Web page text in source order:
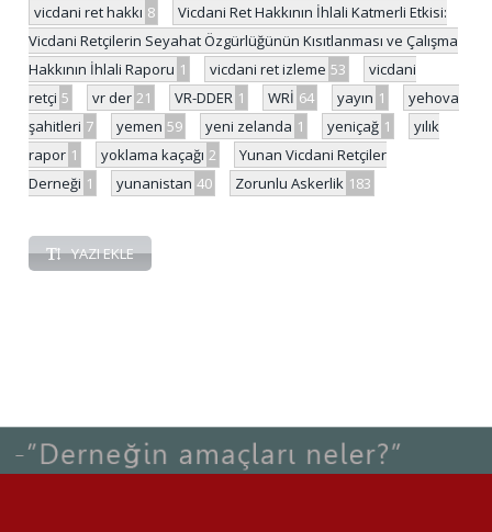
vicdani ret hakkı 8
Vicdani Ret Hakkının İhlali Katmerli Etkisi:
Vicdani Retçilerin Seyahat Özgürlüğünün Kısıtlanması ve Çalışma
Hakkının İhlali Raporu 1 vicdani ret izleme 53
vicdani
retçi 5 vr der 21 VR-DDER 1 WRİ 64 yayın 1
yehova
şahitleri 7 yemen 59 yeni zelanda 1 yeniçağ 1
yılık
rapor 1 yoklama kaçağı 2
Yunan Vicdani Retçiler
Derneği 1 yunanistan 40 Zorunlu Askerlik 183
YAZI EKLE